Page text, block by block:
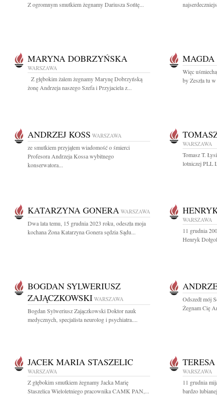
Z ogromnym smutkiem żegnamy Dariusza Sońtę...
MARYNA DOBRZYŃSKA
WARSZAWA
Z głębokim żalem żegnamy Marynę Dobrzyńską
żonę Andrzeja naszego Szefa i Przyjaciela z...
MAGDA
Więc
by Zeszła tu
ANDRZEJ KOSS WARSZAWA
ze smutkiem przyjąłem wiadomość o śmierci
Profesora Andrzeja Kossa wybitnego
konserwatora...
WARSZAWA
Tomasz T.
lotniczej PLL
KATARZYNA GONERA WARSZAWA
Dwa lata temu, 15 grudnia 2023 roku, odeszła moja
kochana Żona Katarzyna Gonera sędzia Sądu...
WARSZAWA
11 grudnia
Henryk
BOGDAN SYLWERIUSZ
ZAJĄCZKOWSKI WARSZAWA
Bogdan Sylweriusz Zajączkowski Doktor nauk
medycznych, specjalista neurolog i psychiatra....
Odszedł mój
Żegnam Cię
JACEK MARIA STASZELIC
WARSZAWA
Z głębokim smutkiem żegnamy Jacka Marię
Staszelica Wieloletniego pracownika CAMK PAN,...
WARSZAWA
11 grudnia
bardzo